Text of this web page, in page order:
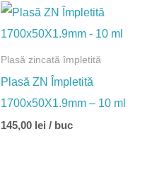
Plasă zincată împletită
Plasă ZN Împletită
1700x50X1.9mm – 10 ml
145,00 lei / buc